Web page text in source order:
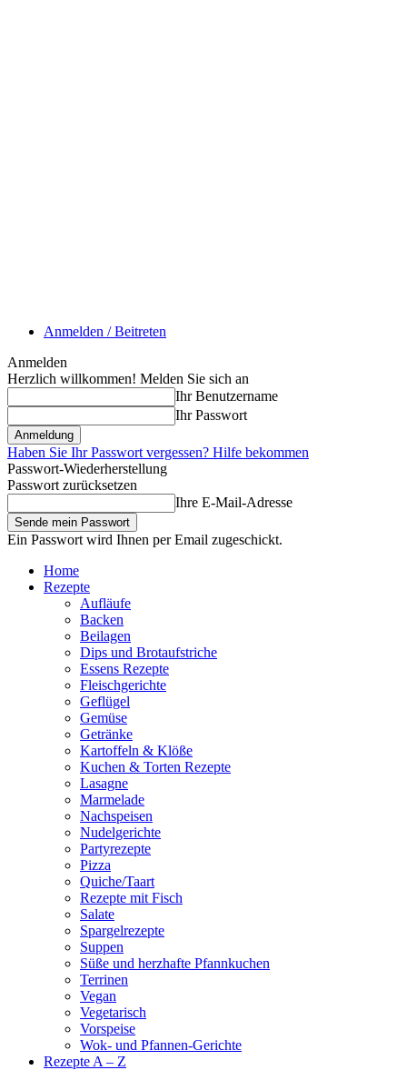
Anmelden / Beitreten
Anmelden
Herzlich willkommen! Melden Sie sich an
Ihr Benutzername
Ihr Passwort
Haben Sie Ihr Passwort vergessen? Hilfe bekommen
Passwort-Wiederherstellung
Passwort zurücksetzen
Ihre E-Mail-Adresse
Ein Passwort wird Ihnen per Email zugeschickt.
Home
Rezepte
Aufläufe
Backen
Beilagen
Dips und Brotaufstriche
Essens Rezepte
Fleischgerichte
Geflügel
Gemüse
Getränke
Kartoffeln & Klöße
Kuchen & Torten Rezepte
Lasagne
Marmelade
Nachspeisen
Nudelgerichte
Partyrezepte
Pizza
Quiche/Taart
Rezepte mit Fisch
Salate
Spargelrezepte
Suppen
Süße und herzhafte Pfannkuchen
Terrinen
Vegan
Vegetarisch
Vorspeise
Wok- und Pfannen-Gerichte
Rezepte A – Z